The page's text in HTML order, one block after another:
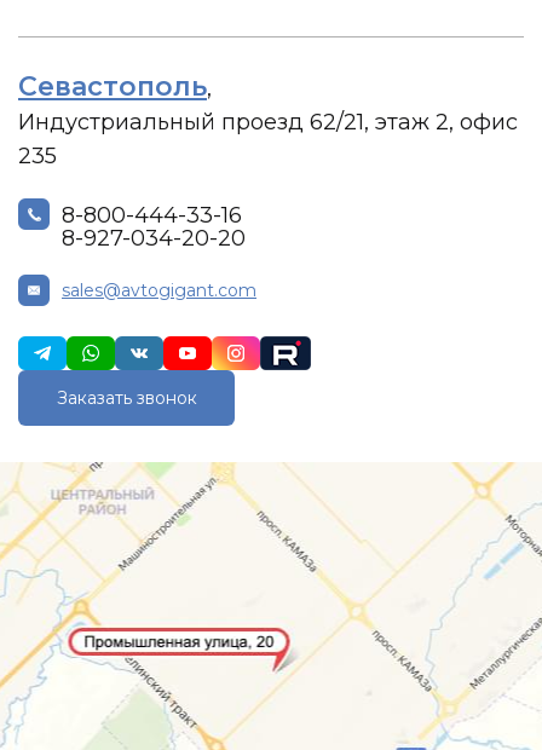
Севастополь,
Индустриальный проезд 62/21, этаж 2, офис
235
8-800-444-33-16
8-927-034-20-20
sales@avtogigant.com
Заказать звонок